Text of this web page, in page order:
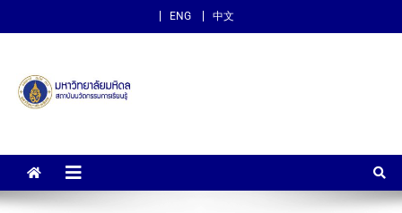
ENG 中文
สถาบันนวัตกรรมการเรียนรู้